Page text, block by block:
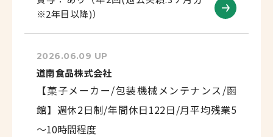
※2年目以降)）
2026.06.09 UP
道南食品株式会社
【菓子メーカー/包装機械メンテナンス/函
館】週休2日制/年間休日122日/月平均残業5
～10時間程度